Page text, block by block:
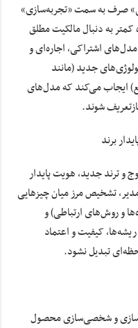
صرف به سمت «تجربه‌سازی»
به دنبال مالکیت مطلق
اشتراکی، اجاره‌ای و
جدید (مانند
ایجاب می‌کند که مدل‌های
شوند.
برند
و ترند جدید، هویت پایدار
تشخیص مرز میان چیزهایی
و روش‌های ارتباطی) و
کیفیت و اعتماد
تبدیل نشود.